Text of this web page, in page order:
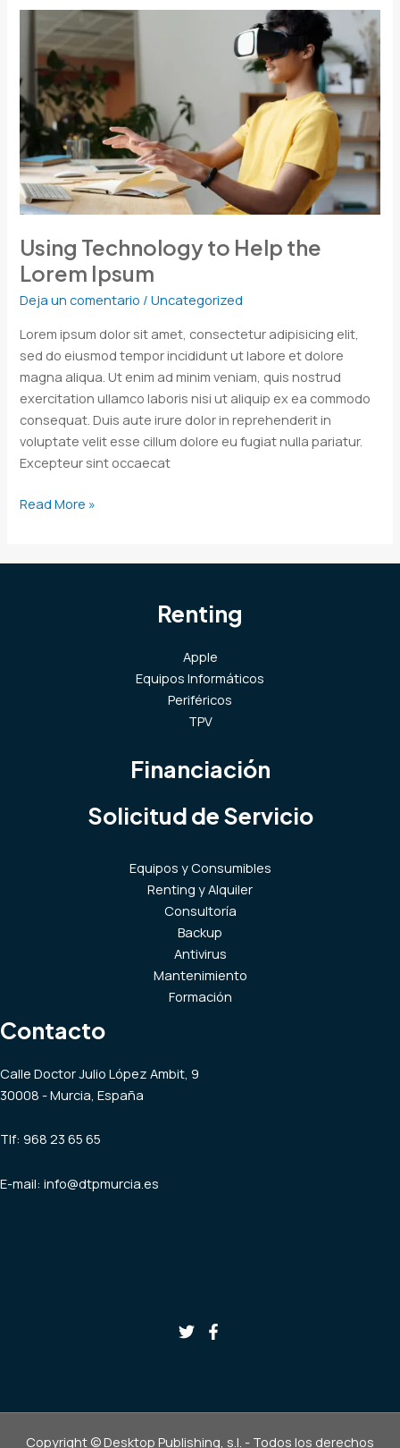
Using Technology to Help the
Lorem Ipsum
Deja un comentario /Uncategorized
Lorem ipsum dolor sit amet, consectetur adipisicing elit,
sed do eiusmod tempor incididunt ut labore et dolore
magna aliqua. Ut enim ad minim veniam, quis nostrud
exercitation ullamco laboris nisi ut aliquip ex ea commodo
consequat. Duis aute irure dolor in reprehenderit in
voluptate velit esse cillum dolore eu fugiat nulla pariatur.
Excepteur sint occaecat
Technology
Help
the
Lorem
Ipsum
Read More »
Renting
Apple
Equipos Informáticos
Periféricos
TPV
Financiación
Solicitud de Servicio
Equipos y Consumibles
Renting y Alquiler
Consultoría
Backup
Antivirus
Mantenimiento
Formación
Contacto
Calle Doctor Julio López Ambit, 9
30008 - Murcia, España
Tlf: 968 23 65 65
E-mail: info@dtpmurcia.es
Copyright © Desktop Publishing, s.l. - Todos los derechos